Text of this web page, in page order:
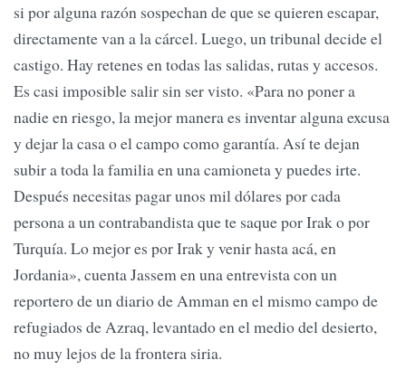
si por alguna razón sospechan de que se quieren escapar,
directamente van a la cárcel. Luego, un tribunal decide el
castigo. Hay retenes en todas las salidas, rutas y accesos.
Es casi imposible salir sin ser visto. «Para no poner a
nadie en riesgo, la mejor manera es inventar alguna excusa
y dejar la casa o el campo como garantía. Así te dejan
subir a toda la familia en una camioneta y puedes irte.
Después necesitas pagar unos mil dólares por cada
persona a un contrabandista que te saque por Irak o por
Turquía. Lo mejor es por Irak y venir hasta acá, en
Jordania», cuenta Jassem en una entrevista con un
reportero de un diario de Amman en el mismo campo de
refugiados de Azraq, levantado en el medio del desierto,
no muy lejos de la frontera siria.